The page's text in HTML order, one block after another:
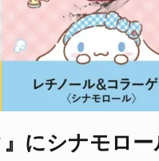
』にシナモロ